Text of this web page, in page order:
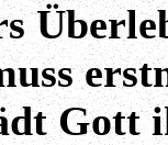
Gott